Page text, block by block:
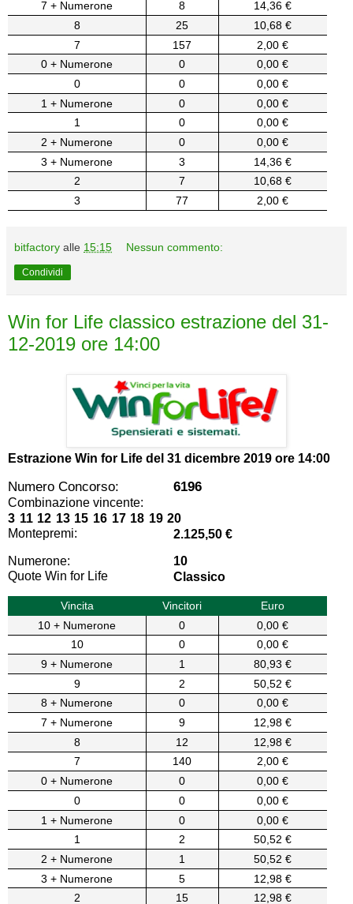
7 + Numerone 8
14,36 €
8
25
10,68 €
7
157
2,00 €
0 + Numerone
0
0,00 €
0
0
0,00 €
1 + Numerone
0
0,00 €
1
0
0,00 €
2 + Numerone
0
0,00 €
3 + Numerone
3
14,36 €
2
7
10,68 €
3
77 2,00 €
bitfactory alle 15:15 Nessun commento:
Condividi
Win for Life classico estrazione del 31-
12-2019 ore 14:00
Estrazione Win for Life del 31 dicembre 2019 ore 14:00
Numero Concorso: 6196
Combinazione vincente:
3 11 12 13 15 16 17 18 19 20
Montepremi:
2.125,50 €
Numerone:
10
Quote Win for Life
Classico
Vincita Vincitori
Euro
10 + Numerone
0
0,00 €
10
0
0,00 €
9 + Numerone
1
80,93 €
9
2
50,52 €
8 + Numerone
0
0,00 €
7 + Numerone
9
12,98 €
8
12
12,98 €
7
140
2,00 €
0 + Numerone
0
0,00 €
0
0
0,00 €
1 + Numerone
0
0,00 €
1
2
50,52 €
2 + Numerone
1
50,52 €
3 + Numerone
5
12,98 €
2
15
12,98 €